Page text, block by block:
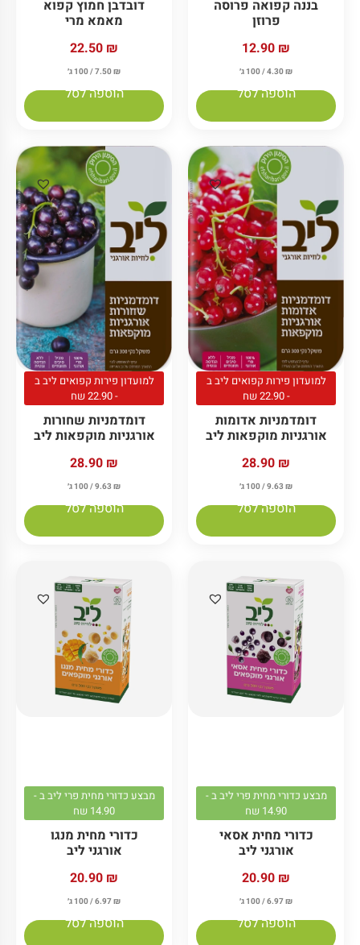
בננה קפואה פרוסה
פרוזן
12.90 ₪
4.30₪ / 100 ג׳
הוספה לסל
דובדבן חמוץ קפוא
מאמא מרי
22.50 ₪
7.50₪ / 100 ג׳
הוספה לסל
למועדון פירות קפואים ליב ב
- 22.90 שח
דומדמניות אדומות
אורגניות מוקפאות ליב
28.90 ₪
9.63 ₪ / 100 ג׳
הוספה לסל
למועדון פירות קפואים ליב ב
- 22.90 שח
דומדמניות שחורות
אורגניות מוקפאות ליב
28.90 ₪
9.63 ₪ / 100 ג׳
הוספה לסל
מבצע כדורי מחית פרי ליב ב -
14.90 שח
כדורי מחית אסאי
אורגני ליב
20.90 ₪
6.97₪ / 100 ג׳
הוספה לסל
מבצע כדורי מחית פרי ליב ב -
14.90 שח
כדורי מחית מנגו
אורגני ליב
20.90 ₪
6.97₪ / 100 ג׳
הוספה לסל